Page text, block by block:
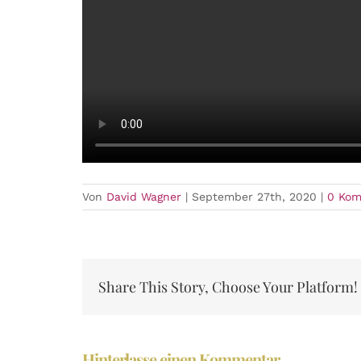
Von David Wagner | September 27th, 2020 | 0
Share This Story, Choose Your Platform!